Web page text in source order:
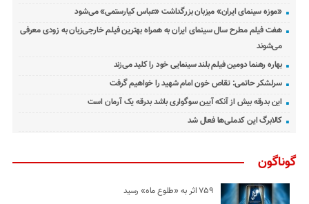
«موزه سینمای ایران» میزبان بزرگداشت «عباس کیارستمی» می‌شود
هفت فیلم مطرح سال سینمای ایران به همراه بهترین فیلم خارجی‌زبان به زودی معرفی
می‌شوند
بهاره رهنما دومین فیلم بلند سینمایی خود را کلید می‌زند
سرلشکر حاتمی: تقاص خون امام شهید را خواهیم گرفت
این بدرقه بیش از آنکه آیین سوگواری باشد بدرقه یک آرمان است
کالابرگ این کدملی‌ها فعال شد
گوناگون
۷۵۹ اثر به «طلوع ماه» رسید